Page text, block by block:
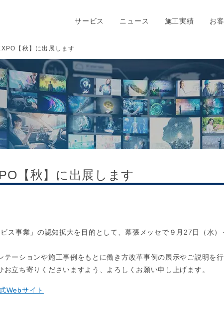
サービス ニュース 施工実績 お
【秋】に出展します
【秋】に出展します
ス事業」の認知拡大を目的として、幕張メッセで９月27日（水
テーションや施工事例をもとに働き方改革事例の展示やご説明を
立ち寄りくださいますよう、よろしくお願い申し上げます。
Webサイト